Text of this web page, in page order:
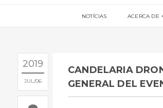
NOTÍCIAS ACERCA DE
2019
JUL 06
CANDELARIA
GENERAL DEL